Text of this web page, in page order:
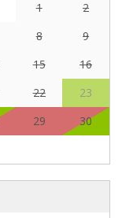
1
2
8
9
15
16
22
23
29
30